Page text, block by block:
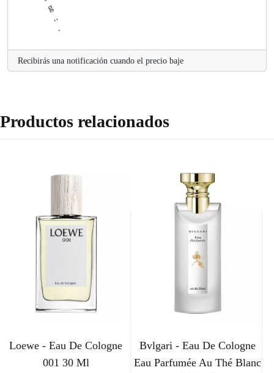
Recibirás una notificación cuando el precio baje
Productos relacionados
Loewe - Eau De Cologne
001 30 Ml
Bvlgari - Eau De Cologne
Eau Parfumée Au Thé Blanc